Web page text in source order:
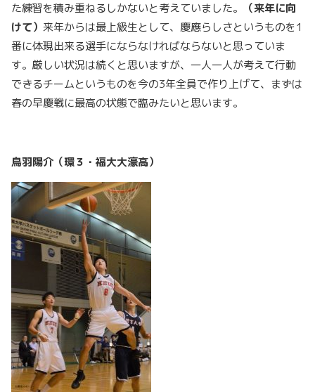
た練習を積み重ねるしかないと考えていました。
（来年に向
けて） 来年からは最上級生として、慶應らしさというものを1
番に体現出来る選手にならなければならないと思っていま
す。厳しい状況は続くと思いますが、一人一人が考えて行動
できるチームというものを今の3年全員で作り上げて、まずは
春の早慶戦に最高の状態で臨みたいと思います。
鳥羽陽介（環３・福大大濠高）